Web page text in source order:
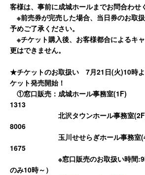
客様は、事前に成城ホールまでお問合わせ
※前売券が完売した場合、当日券のお取扱
予めご了承ください。
※チケット購入後、お客様都合によるキ
更はできません。
★チケットのお取扱い 7月21日(火)10時
ケット発売開始！
①窓口販売：成城ホール事務室
1313
北沢タウンホール事務室(2F)
8006
玉川せせらぎホール事務室(4F)
1675
※窓口販売のお取扱い時間:9時
のみ10時～）